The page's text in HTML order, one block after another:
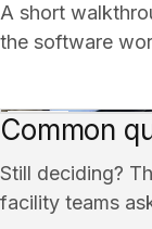
A short
the software
Common
Still deciding?
facility teams